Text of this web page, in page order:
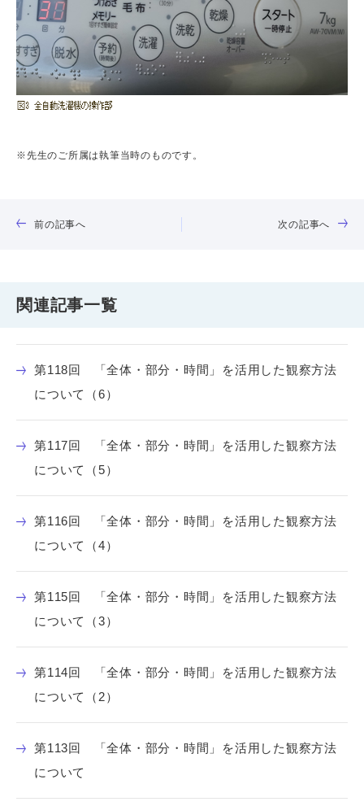
※先生のご所属は執筆当時のものです。
前の記事へ 次の記事へ
関連記事一覧
第118回 「全体・部分・時間」を活用した観察方法
について（6）
第117回 「全体・部分・時間」を活用した観察方法
について（5）
第116回 「全体・部分・時間」を活用した観察方法
について（4）
第115回 「全体・部分・時間」を活用した観察方法
について（3）
第114回 「全体・部分・時間」を活用した観察方法
について（2）
第113回 「全体・部分・時間」を活用した観察方法
について